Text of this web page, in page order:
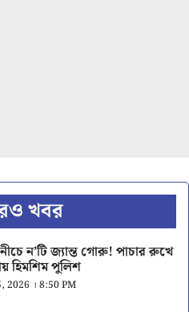
খবর
ন’টি জ্যান্ত গোরু! পাচার রুখে
হিমশিম পুলিশ
2026 । 8:50 PM